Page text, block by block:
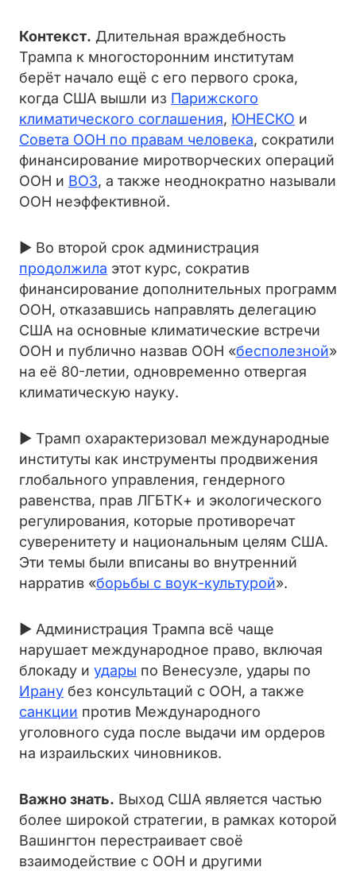
Контекст. Длительная враждебность
Трампа к многосторонним институтам
берёт начало ещё с его первого срока,
когда США вышли из Парижского
климатического соглашения, ЮНЕСКО и
Совета ООН по правам человекa, сократили
финансирование миротворческих операций
ООН и ВОЗ, а также неоднократно называли
ООН неэффективной.
► Во второй срок администрация
продолжила этот курс, сократив
финансирование дополнительных программ
ООН, отказавшись направлять делегацию
США на основные климатические встречи
ООН и публично назвав ООН «бесполезной»
на её 80-летии, одновременно отвергая
климатическую науку.
► Трамп охарактеризовал международные
институты как инструменты продвижения
глобального управления, гендерного
равенства, прав ЛГБТК+ и экологического
регулирования, которые противоречат
суверенитету и национальным целям США.
Эти темы были вписаны во внутренний
нарратив «борьбы с воук-культурой».
► Администрация Трампа всё чаще
нарушает международное право, включая
блокаду и удары по Венесуэле, удары по
Ирану без консультаций с ООН, а также
санкции против Международного
уголовного суда после выдачи им ордеров
на израильских чиновников.
Важно знать. Выход США является частью
более широкой стратегии, в рамках которой
Вашингтон перестраивает своё
взаимодействие с ООН и другими